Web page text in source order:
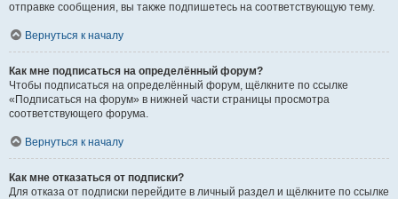
отправке сообщения, вы также подпишетесь на соответствующую тему.
Вернуться к началу
Как мне подписаться на определённый форум?
Чтобы подписаться на определённый форум, щёлкните по ссылке
«Подписаться на форум» в нижней части страницы просмотра
соответствующего форума.
Вернуться к началу
Как мне отказаться от подписки?
Для отказа от подписки перейдите в личный раздел и щёлкните по ссылке